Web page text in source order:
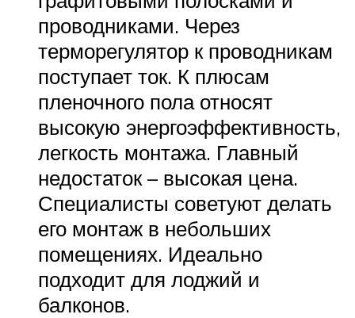
проводниками. Через
терморегулятор к проводникам
поступает ток. К плюсам
пленочного пола относят
высокую энергоэффективность,
легкость монтажа. Главный
недостаток – высокая цена.
Специалисты советуют делать
его монтаж в небольших
помещениях. Идеально
подходит для лоджий и
балконов.